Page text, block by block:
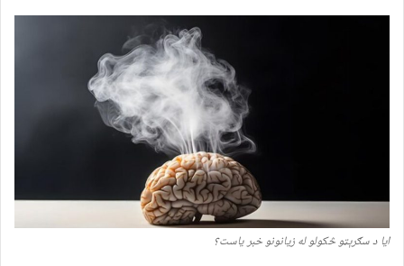
ایا د سګرېټو څکولو له زیانونو خبر یاست؟